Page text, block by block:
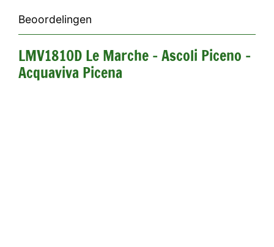
Beoordelingen
LMV1810D Le Marche - Ascoli Piceno -
Acquaviva Picena